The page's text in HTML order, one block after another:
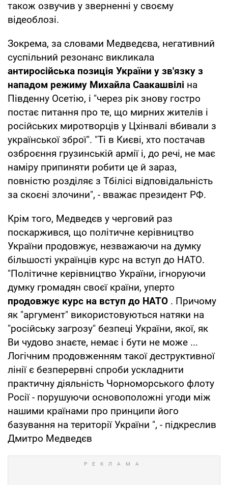
також озвучив у зверненні у своєму
відеоблозі.
Зокрема, за словами Медведєва, негативний
суспільний резонанс викликала
антиросійська позиція України у зв'язку з
нападом режиму Михайла Саакашвілі на
Південну Осетію, і "через рік знову гостро
постає питання про те, що мирних жителів і
російських миротворців у Цхінвалі вбивали з
української зброї". "Ті в Києві, хто постачав
озброєння грузинській армії і, до речі, не має
наміру припиняти робити це й зараз,
повністю розділяє з Тбілісі відповідальність
за скоєні злочини", - вважає президент РФ.
Крім того, Медведєв у черговий раз
поскаржився, що політичне керівництво
України продовжує, незважаючи на думку
більшості українців курс на вступ до НАТО.
"Політичне керівництво України, ігноруючи
думку громадян своєї країни, уперто
продовжує курс на вступ до НАТО . Причому
як "аргумент" використовуються натяки на
"російську загрозу" безпеці України, якої, як
Ви чудово знаєте, немає і бути не може ...
Логічним продовженням такої деструктивної
лінії є безперервні спроби ускладнити
практичну діяльність Чорноморського флоту
Росії - порушуючи основоположні угоди між
нашими країнами про принципи його
базування на території України ", - підкреслив
Дмитро Медведєв